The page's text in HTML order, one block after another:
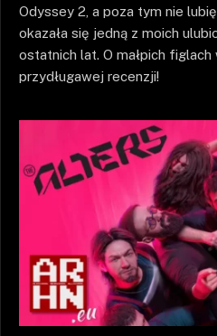
Odyssey 2, a poza tym nie
okazała się jedną z moich
ostatnich lat. O małpich
przydługawej recenzji!